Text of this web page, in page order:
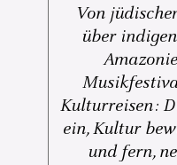
Von
über
Kulturreisen:
ein, Kultur
und fern,